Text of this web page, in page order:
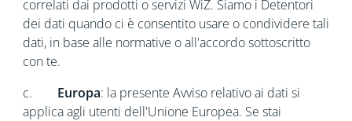
correlati dai prodotti o servizi WiZ. Siamo i Detentori
dei dati quando ci è consentito usare o condividere tali
dati, in base alle normative o all'accordo sottoscritto
con te.
c. Europa: la presente Avviso relativo ai dati si
applica agli utenti dell'Unione Europea. Se stai